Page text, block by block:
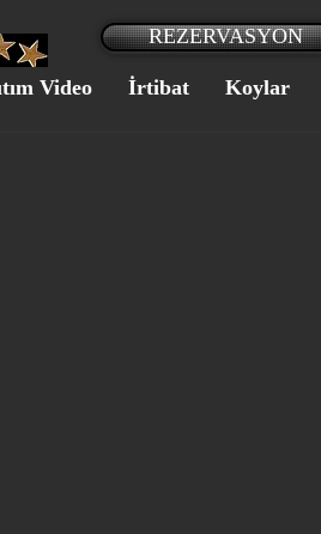
REZERVASYON
Video İrtibat Koylar